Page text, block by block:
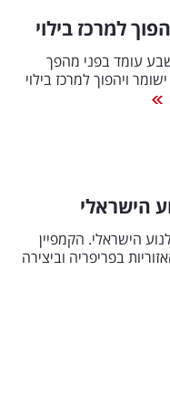
עומד בפני מהפך
ויהפוך למרכז בילוי
הישראלי
הישראלי. הקמפיין
בפריפריה וביצירה